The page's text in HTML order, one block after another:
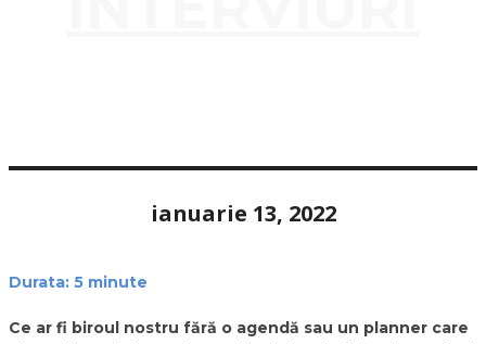
ianuarie 13, 2022
Durata: 5 minute
Ce ar fi biroul nostru fără o agendă sau un planner care